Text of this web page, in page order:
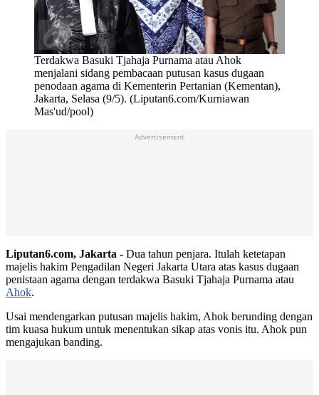
Terdakwa Basuki Tjahaja Purnama atau Ahok
menjalani sidang pembacaan putusan kasus dugaan
penodaan agama di Kementerin Pertanian (Kementan),
Jakarta, Selasa (9/5). (Liputan6.com/Kurniawan
Mas'ud/pool)
Advertisement
Liputan6.com, Jakarta - Dua tahun penjara. Itulah ketetapan
majelis hakim Pengadilan Negeri Jakarta Utara atas kasus dugaan
penistaan agama dengan terdakwa Basuki Tjahaja Purnama atau
Ahok.
Usai mendengarkan putusan majelis hakim, Ahok berunding dengan
tim kuasa hukum untuk menentukan sikap atas vonis itu. Ahok pun
mengajukan banding.